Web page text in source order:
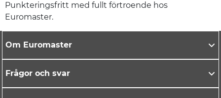
Punkteringsfritt med fullt förtroende hos
Euromaster.
Om Euromaster
Frågor och svar